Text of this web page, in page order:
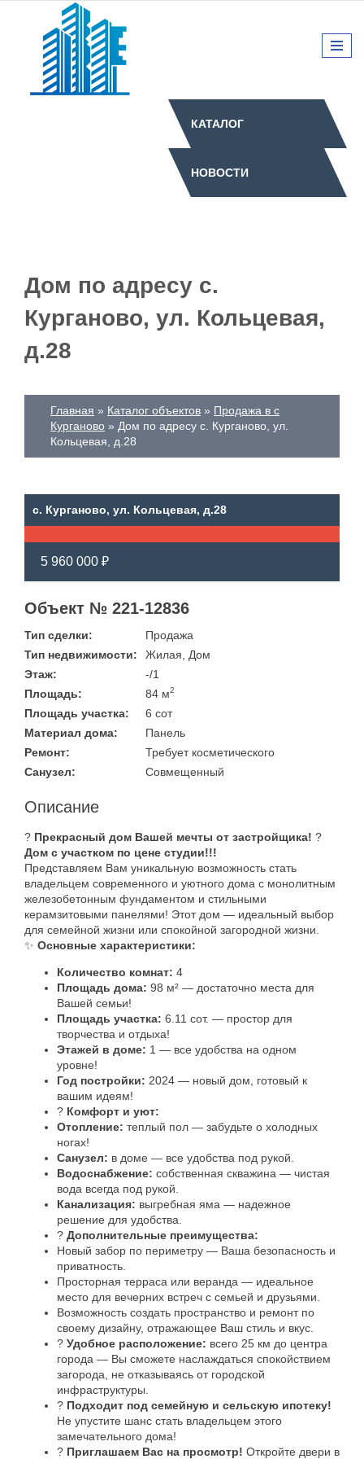
КАТАЛОГ
НОВОСТИ
Дом по адресу с.
Курганово, ул. Кольцевая,
д.28
Главная Каталог объектов
Продажа в с
Курганово
Дом по адресу с. Курганово, ул.
Кольцевая, д.28
с. Курганово, ул. Кольцевая, д.28
5 960 000 ₽
Объект № 221-12836
Тип сделки:
Продажа
Тип недвижимости:
Жилая, Дом
Этаж:
-/1
Площадь:
84 м2
Площадь участка:
6 сот
Материал дома:
Панель
Ремонт:
Требует косметического
Санузел:
Совмещенный
Описание
? Прекрасный дом Вашей мечты от застройщика! ?
Дом с участком по цене студии!!!
Представляем Вам уникальную возможность стать
владельцем современного и уютного дома с монолитным
железобетонным фундаментом и стильными
керамзитовыми панелями! Этот дом — идеальный выбор
для семейной жизни или спокойной загородной жизни.
✨ Основные характеристики:
Количество комнат: 4
Площадь дома: 98 м² — достаточно места для
Вашей семьи!
Площадь участка: 6.11 сот. — простор для
творчества и отдыха!
Этажей в доме: 1 — все удобства на одном
уровне!
Год постройки: 2024 — новый дом, готовый к
вашим идеям!
? Комфорт и уют:
Отопление: теплый пол — забудьте о холодных
ногах!
Санузел: в доме — все удобства под рукой.
Водоснабжение: собственная скважина — чистая
вода всегда под рукой.
Канализация: выгребная яма — надежное
решение для удобства.
? Дополнительные преимущества:
Новый забор по периметру — Ваша безопасность и
приватность.
Просторная терраса или веранда — идеальное
место для вечерних встреч с семьей и друзьями.
Возможность создать пространство и ремонт по
своему дизайну, отражающее Ваш стиль и вкус.
? Удобное расположение: всего 25 км до центра
города — Вы сможете наслаждаться спокойствием
загорода, не отказываясь от городской
инфраструктуры.
? Подходит под семейную и сельскую ипотеку!
Не упустите шанс стать владельцем этого
замечательного дома!
? Приглашаем Вас на просмотр! Откройте двери в